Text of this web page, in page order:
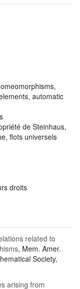
automatic
de Steinhaus,
flots universels
droits
related to
, Mem. Amer.
Society,
arising from